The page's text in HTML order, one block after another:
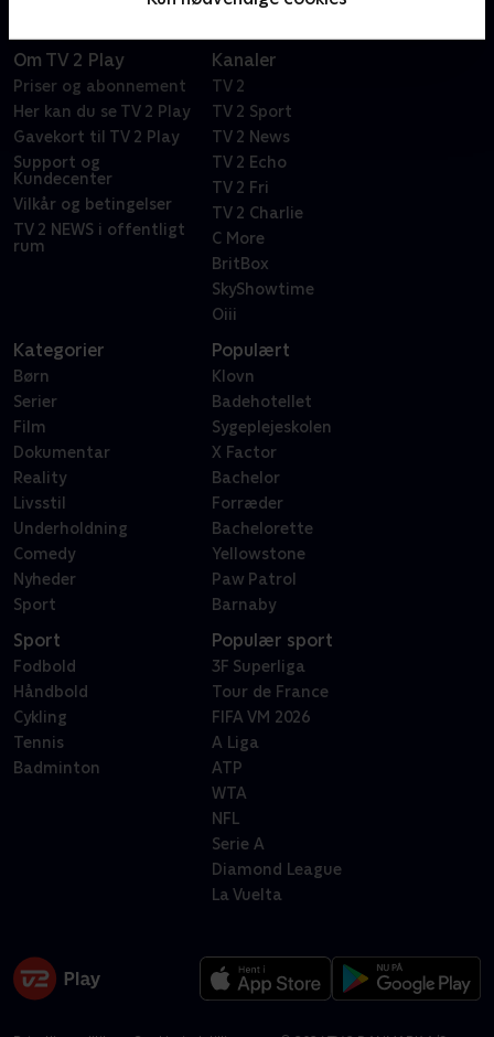
Om TV 2 Play
Priser og abonnement
Her kan du se TV 2 Play
Gavekort til TV 2 Play
Support og
Kundecenter
Vilkår og betingelser
TV 2 NEWS i offentligt
rum
Kanaler
TV 2
TV 2 Sport
TV 2 News
TV 2 Echo
TV 2 Fri
TV 2 Charlie
C More
BritBox
SkyShowtime
Oiii
Kategorier
Børn
Serier
Film
Dokumentar
Reality
Livsstil
Underholdning
Comedy
Nyheder
Sport
Populært
Klovn
Badehotellet
Sygeplejeskolen
X Factor
Bachelor
Forræder
Bachelorette
Yellowstone
Paw Patrol
Barnaby
Sport
Fodbold
Håndbold
Cykling
Tennis
Badminton
Populær sport
3F Superliga
Tour de France
FIFA VM 2026
A Liga
ATP
WTA
NFL
Serie A
Diamond League
La Vuelta